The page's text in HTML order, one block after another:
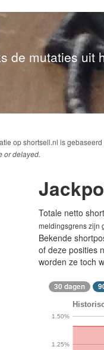
de mutaties uit
op shortsell.nl is
or delayed.
Totale netto
meldingsgrens zijn
Bekende
of deze posities
worden ze toch
30 dagen
1.25%
1.50%